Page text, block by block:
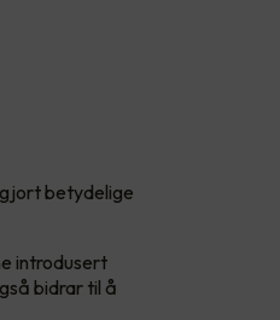
betydelige
introdusert
bidrar til å